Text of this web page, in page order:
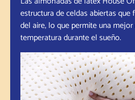
estructura de celdas abiertas que
del aire, lo que permite una
temperatura durante el sueño.